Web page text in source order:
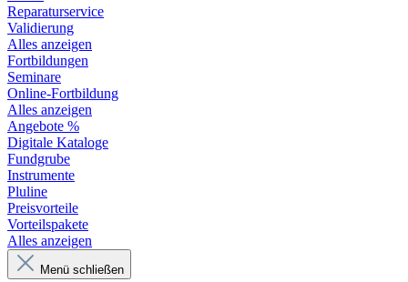
Reparaturservice
Validierung
Alles anzeigen
Fortbildungen
Seminare
Online-Fortbildung
Alles anzeigen
Angebote %
Digitale Kataloge
Fundgrube
Instrumente
Pluline
Preisvorteile
Vorteilspakete
Alles anzeigen
Menü schließen